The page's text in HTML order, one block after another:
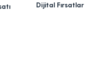
Dijital Fırsatlar